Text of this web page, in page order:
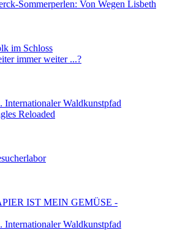
Sommerperlen: Von Wegen Lisbeth
im Schloss
immer weiter ...?
Internationaler Waldkunstpfad
Reloaded
IST MEIN GEMÜSE -
Internationaler Waldkunstpfad